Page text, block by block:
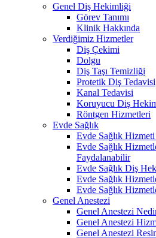
Genel Diş Hekimliği
Görev Tanımı
Klinik Hakkında
Verdiğimiz Hizmetler
Diş Çekimi
Dolgu
Diş Taşı Temizliği
Protetik Diş Tedavisi
Kanal Tedavisi
Koruyucu Diş
Röntgen Hizmetleri
Evde Sağlık
Evde Sağlık
Evde Sağlık
Faydalanabilir
Evde Sağlık Diş
Evde Sağlık
Evde Sağlık
Genel Anestezi
Genel Anestezi
Genel Anestezi
Genel Anestezi